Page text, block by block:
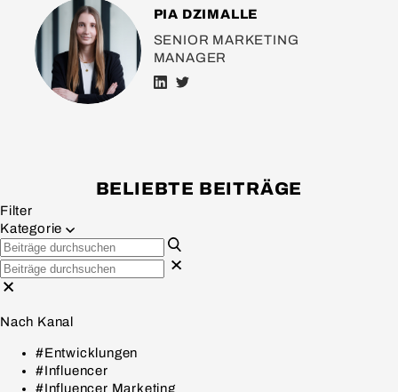
PIA DZIMALLE
SENIOR MARKETING
MANAGER
BELIEBTE BEITRÄGE
Filter
Kategorie
Nach Kanal
#Entwicklungen
#Influencer
#Influencer Marketing